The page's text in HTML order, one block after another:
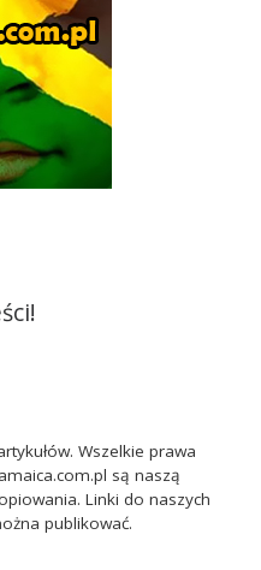
Wszelkie prawa
są naszą
Linki do naszych
publikować.